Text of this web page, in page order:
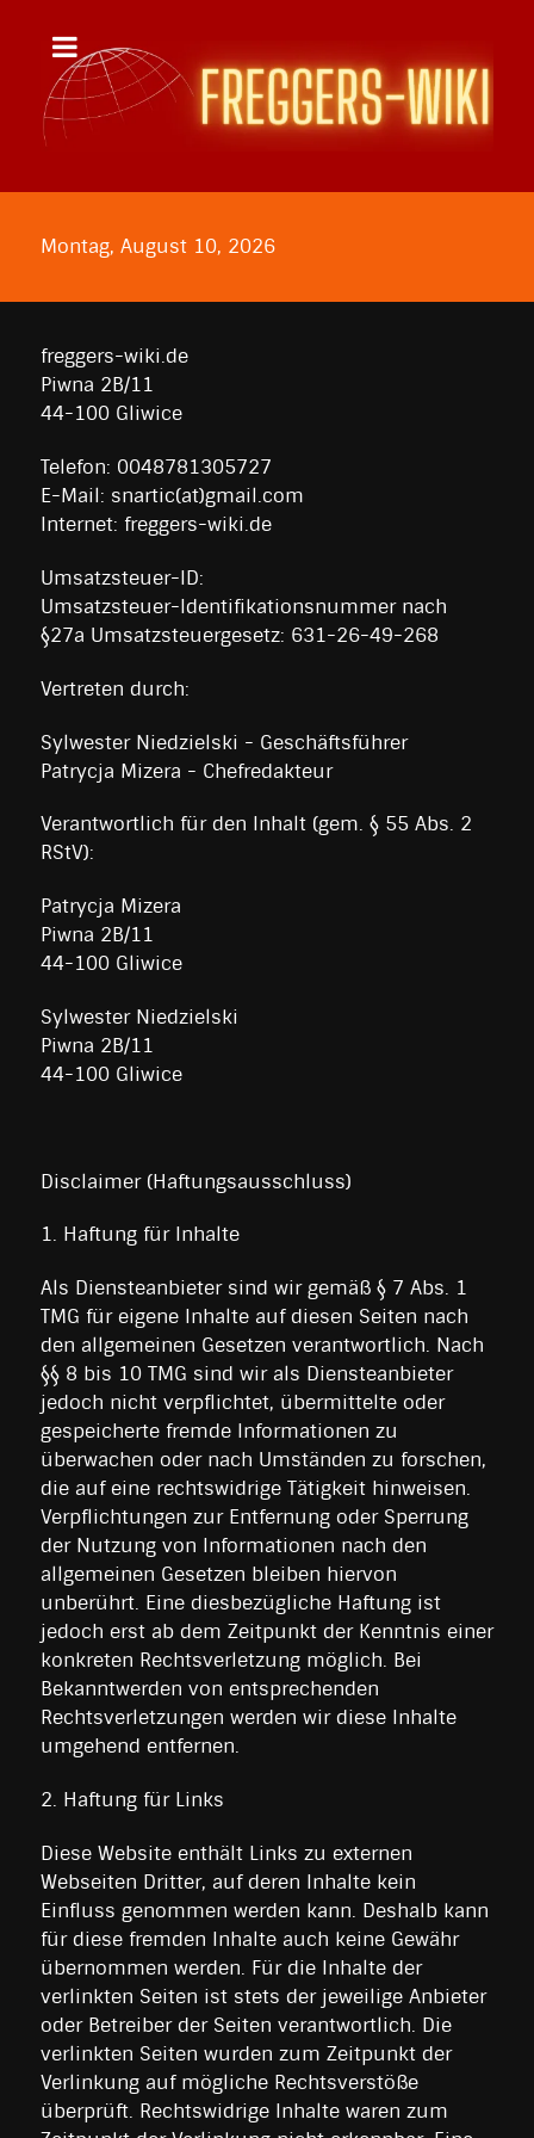
Montag, August 10, 2026
freggers-wiki.de
Piwna 2B/11
44-100 Gliwice
Telefon: 0048781305727
E-Mail: snartic(at)gmail.com
Internet: freggers-wiki.de
Umsatzsteuer-ID:
Umsatzsteuer-Identifikationsnummer nach
§27a Umsatzsteuergesetz: 631-26-49-268
Vertreten durch:
Sylwester Niedzielski - Geschäftsführer
Patrycja Mizera - Chefredakteur
Verantwortlich für den Inhalt (gem. § 55 Abs. 2
RStV):
Patrycja Mizera
Piwna 2B/11
44-100 Gliwice
Sylwester Niedzielski
Piwna 2B/11
44-100 Gliwice
Disclaimer (Haftungsausschluss)
1. Haftung für Inhalte
Als Diensteanbieter sind wir gemäß § 7 Abs. 1
TMG für eigene Inhalte auf diesen Seiten nach
den allgemeinen Gesetzen verantwortlich. Nach
§§ 8 bis 10 TMG sind wir als Diensteanbieter
jedoch nicht verpflichtet, übermittelte oder
gespeicherte fremde Informationen zu
überwachen oder nach Umständen zu forschen,
die auf eine rechtswidrige Tätigkeit hinweisen.
Verpflichtungen zur Entfernung oder Sperrung
der Nutzung von Informationen nach den
allgemeinen Gesetzen bleiben hiervon
unberührt. Eine diesbezügliche Haftung ist
jedoch erst ab dem Zeitpunkt der Kenntnis einer
konkreten Rechtsverletzung möglich. Bei
Bekanntwerden von entsprechenden
Rechtsverletzungen werden wir diese Inhalte
umgehend entfernen.
2. Haftung für Links
Diese Website enthält Links zu externen
Webseiten Dritter, auf deren Inhalte kein
Einfluss genommen werden kann. Deshalb kann
für diese fremden Inhalte auch keine Gewähr
übernommen werden. Für die Inhalte der
verlinkten Seiten ist stets der jeweilige Anbieter
oder Betreiber der Seiten verantwortlich. Die
verlinkten Seiten wurden zum Zeitpunkt der
Verlinkung auf mögliche Rechtsverstöße
überprüft. Rechtswidrige Inhalte waren zum